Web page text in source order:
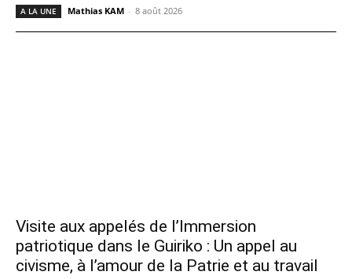
A LA UNE Mathias KAM - 8 août 2026
Visite aux appelés de l’Immersion
patriotique dans le Guiriko : Un appel au
civisme, à l’amour de la Patrie et au travail